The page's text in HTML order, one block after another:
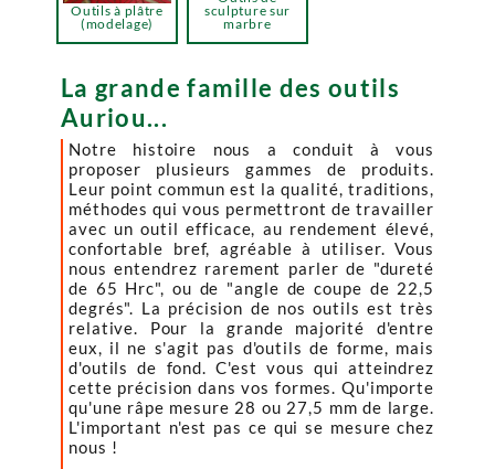
La grande famille des outils
Auriou...
Notre histoire nous a conduit à vous
proposer plusieurs gammes de produits.
Leur point commun est la qualité, traditions,
méthodes qui vous permettront de travailler
avec un outil efficace, au rendement élevé,
confortable bref, agréable à utiliser. Vous
nous entendrez rarement parler de "dureté
de 65 Hrc", ou de "angle de coupe de 22,5
degrés". La précision de nos outils est très
relative. Pour la grande majorité d'entre
eux, il ne s'agit pas d'outils de forme, mais
d'outils de fond. C'est vous qui atteindrez
cette précision dans vos formes. Qu'importe
qu'une râpe mesure 28 ou 27,5 mm de large.
L'important n'est pas ce qui se mesure chez
nous !
Outils à plâtre
(modelage)
sculpture sur
marbre